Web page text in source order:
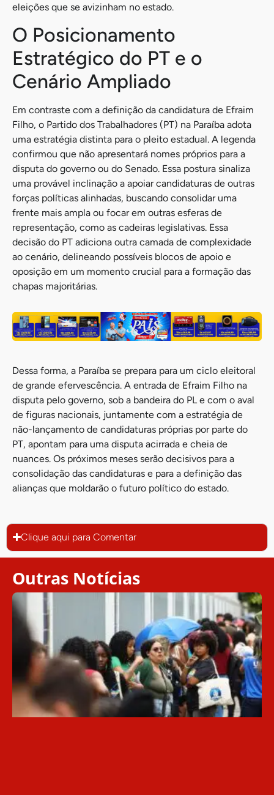
eleições que se avizinham no estado.
O Posicionamento
Estratégico do PT e o
Cenário Ampliado
Em contraste com a definição da candidatura de Efraim
Filho, o Partido dos Trabalhadores (PT) na Paraíba adota
uma estratégia distinta para o pleito estadual. A legenda
confirmou que não apresentará nomes próprios para a
disputa do governo ou do Senado. Essa postura sinaliza
uma provável inclinação a apoiar candidaturas de outras
forças políticas alinhadas, buscando consolidar uma
frente mais ampla ou focar em outras esferas de
representação, como as cadeiras legislativas. Essa
decisão do PT adiciona outra camada de complexidade
ao cenário, delineando possíveis blocos de apoio e
oposição em um momento crucial para a formação das
chapas majoritárias.
Dessa forma, a Paraíba se prepara para um ciclo eleitoral
de grande efervescência. A entrada de Efraim Filho na
disputa pelo governo, sob a bandeira do PL e com o aval
de figuras nacionais, juntamente com a estratégia de
não-lançamento de candidaturas próprias por parte do
PT, apontam para uma disputa acirrada e cheia de
nuances. Os próximos meses serão decisivos para a
consolidação das candidaturas e para a definição das
alianças que moldarão o futuro político do estado.
Clique aqui para Comentar
Outras Notícias